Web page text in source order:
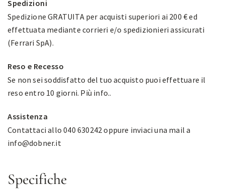
Spedizioni
Spedizione GRATUITA per acquisti superiori ai 200 € ed
effettuata mediante corrieri e/o spedizionieri assicurati
(Ferrari SpA).
Reso e Recesso
Se non sei soddisfatto del tuo acquisto puoi effettuare il
reso entro 10 giorni. Più info..
Assistenza
Contattaci allo 040 630242 oppure inviaci una mail a
info@dobner.it
Specifiche